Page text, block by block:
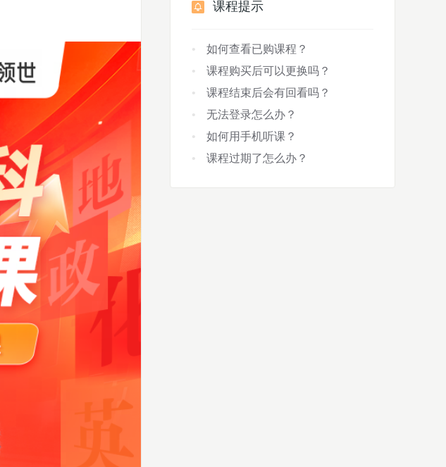
课程提示
如何查看已购课程？
课程购买后可以更换吗？
课程结束后会有回看吗？
无法登录怎么办？
如何用手机听课？
课程过期了怎么办？